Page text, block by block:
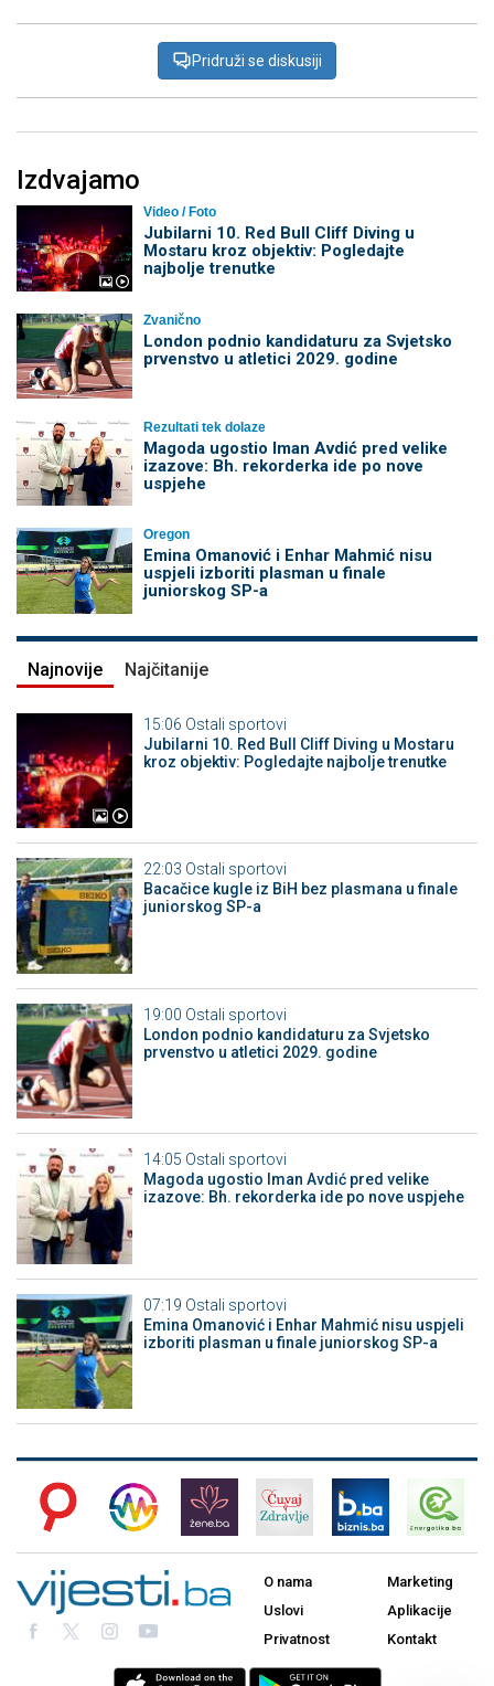
Pridruži se diskusiji
Izdvajamo
Video / Foto
Jubilarni 10. Red Bull Cliff Diving u
Mostaru kroz objektiv: Pogledajte
najbolje trenutke
Zvanično
London podnio kandidaturu za Svjetsko
prvenstvo u atletici 2029. godine
Rezultati tek dolaze
Magoda ugostio Iman Avdić pred velike
izazove: Bh. rekorderka ide po nove
uspjehe
Oregon
Emina Omanović i Enhar Mahmić nisu
uspjeli izboriti plasman u finale
juniorskog SP-a
Najnovije Najčitanije
15:06 Ostali sportovi
Jubilarni 10. Red Bull Cliff Diving u Mostaru
kroz objektiv: Pogledajte najbolje trenutke
22:03 Ostali sportovi
Bacačice kugle iz BiH bez plasmana u finale
juniorskog SP-a
19:00 Ostali sportovi
London podnio kandidaturu za Svjetsko
prvenstvo u atletici 2029. godine
14:05 Ostali sportovi
Magoda ugostio Iman Avdić pred velike
izazove: Bh. rekorderka ide po nove uspjehe
07:19 Ostali sportovi
Emina Omanović i Enhar Mahmić nisu uspjeli
izboriti plasman u finale juniorskog SP-a
O nama
Uslovi
Privatnost
Marketing
Aplikacije
Kontakt